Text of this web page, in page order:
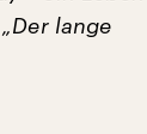
lange